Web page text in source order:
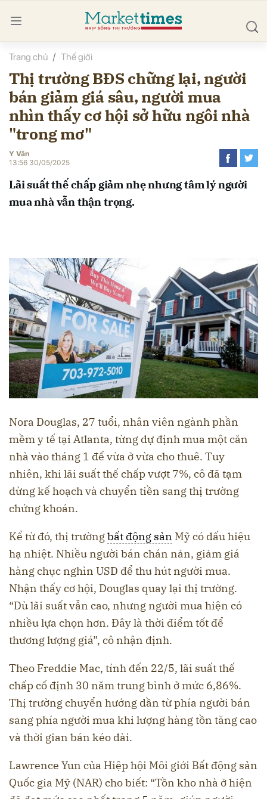
Trang chủ Thế giới
Thị trường BĐS chững lại, người
bán giảm giá sâu, người mua
nhìn thấy cơ hội sở hữu ngôi nhà
"trong mơ"
Y Vân
13:56 30/05/2025
Lãi suất thế chấp giảm nhẹ nhưng tâm lý người
mua nhà vẫn thận trọng.
Nora Douglas, 27 tuổi, nhân viên ngành phần
mềm y tế tại Atlanta, từng dự định mua một căn
nhà vào tháng 1 để vừa ở vừa cho thuê. Tuy
nhiên, khi lãi suất thế chấp vượt 7%, cô đã tạm
dừng kế hoạch và chuyển tiền sang thị trường
chứng khoán.
Kể từ đó, thị trườngbất động sản Mỹ có dấu hiệu
hạ nhiệt. Nhiều người bán chán nản, giảm giá
hàng chục nghìn USD để thu hút người mua.
Nhận thấy cơ hội, Douglas quay lại thị trường.
“Dù lãi suất vẫn cao, nhưng người mua hiện có
nhiều lựa chọn hơn. Đây là thời điểm tốt để
thương lượng giá”, cô nhận định.
Theo Freddie Mac, tính đến 22/5, lãi suất thế
chấp cố định 30 năm trung bình ở mức 6,86%.
Thị trường chuyển hướng dần từ phía người bán
sang phía người mua khi lượng hàng tồn tăng cao
và thời gian bán kéo dài.
Lawrence Yun của Hiệp hội Môi giới Bất động sản
Quốc gia Mỹ (NAR) cho biết: “Tồn kho nhà ở hiện
luận